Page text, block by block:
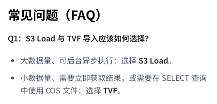
常见问题（FAQ）
Q1：S3 Load 与 TVF 导入应该如何选择？
大数据量、可后台异步执行：选择 S3 Load。
小数据量、需要立即获取结果，或需要在 SELECT 查询
中使用 COS 文件：选择TVF。